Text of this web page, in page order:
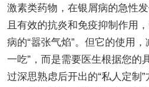
激素类药物，在银屑病的急性
且有效的抗炎和免疫抑制作用
病的“嚣张气焰”。但它的使用
一吃”，而是需要医生根据您的
过深思熟虑后开出的“私人定制